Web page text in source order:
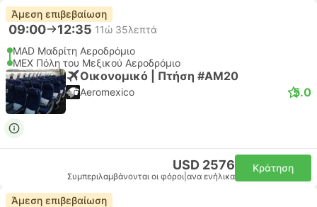
Άμεση επιβεβαίωση
09:00 12:35 11ώ 35λεπτά
MAD Μαδρίτη Αεροδρόμιο
MEX Πόλη του Μεξικού Αεροδρόμιο
Οικονομικό | Πτήση #AM20
Aeromexico 5.0
USD 2576
Συμπεριλαμβάνονται οι φόροι ανα ενήλικα
Κράτηση
Άμεση επιβεβαίωση